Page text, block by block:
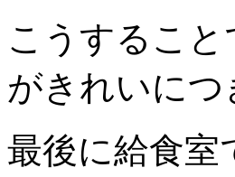
こうするこ
がきれいにつ
最後に給食室